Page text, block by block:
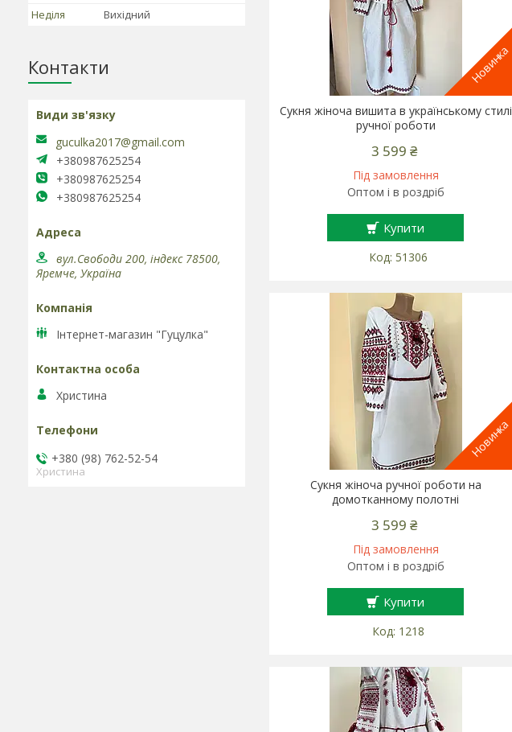
Новинка
Сукня жіноча вишита в українському стилі
ручної роботи
3 599 ₴
Під замовлення
Оптом і в роздріб
Купити
51306
Новинка
Сукня жіноча ручної роботи на
домотканному полотні
3 599 ₴
Під замовлення
Оптом і в роздріб
Купити
1218
Неділя
Вихідний
Контакти
guculka2017@gmail.com
+380987625254
+380987625254
+380987625254
вул.Свободи 200, індекс 78500,
Яремче, Україна
Інтернет-магазин "Гуцулка"
Христина
+380 (98) 762-52-54
Христина